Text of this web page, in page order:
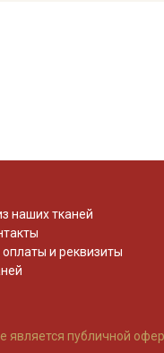
наших тканей
и реквизиты
является публичной